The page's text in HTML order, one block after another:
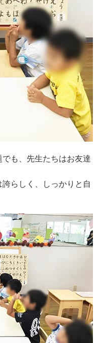
も、先生たちはお友達
らしく、しっかりと自